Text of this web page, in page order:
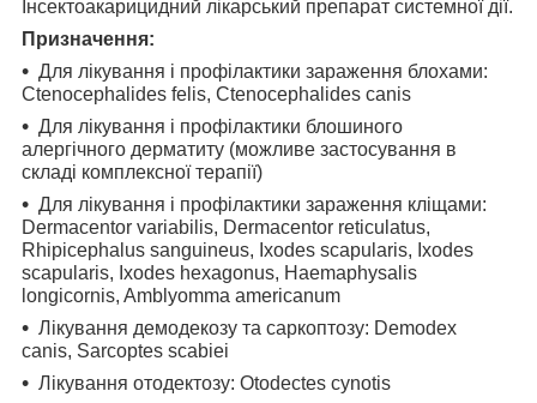
Інсектоакарицидний лікарський препарат системної дії.
Призначення:
Для лікування і профілактики зараження блохами:
Ctenocephalides felis, Ctenocephalides canis
Для лікування і профілактики блошиного
алергічного дерматиту (можливе застосування в
складі комплексної терапії)
Для лікування і профілактики зараження кліщами:
Dermacentor variabilis, Dermacentor reticulatus,
Rhipicephalus sanguineus, Ixodes scapularis, Ixodes
scapularis, Ixodes hexagonus, Haemaphysalis
longicornis, Amblyomma americanum
Лікування демодекозу та саркоптозу: Demodex
canis, Sarcoptes scabiei
Лікування отодектозу: Otodectes cynotis